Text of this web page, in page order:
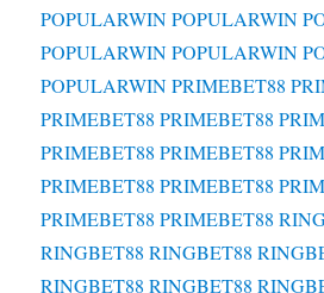
POPULARWIN POPULARWIN
POPULARWIN POPULARWIN
POPULARWIN PRIMEBET88
PRIMEBET88 PRIMEBET88
PRIMEBET88 PRIMEBET88
PRIMEBET88 PRIMEBET88
PRIMEBET88 PRIMEBET88
RINGBET88 RINGBET88
RINGBET88 RINGBET88